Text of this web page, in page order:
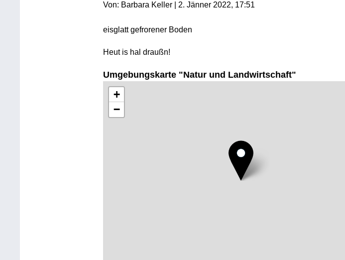
Von: Barbara Keller | 2. Jänner 2022, 17:51
eisglatt gefrorener Boden
Heut is hal draußn!
Umgebungskarte "Natur und Landwirtschaft"
+
−